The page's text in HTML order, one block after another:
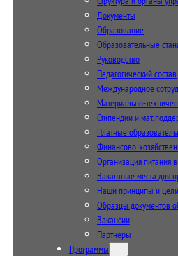
Документы
Образование
Образовательные
Руководство
Педагогический состав
Международное
Материально-
Стипендии и мат.
Платные
Финансово-
Организация питания
Вакантные места для
Наши принципы и цели
Образцы документов
Вакансии
Партнеры
Программы